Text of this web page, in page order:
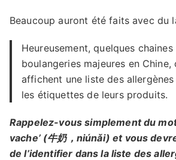
Beaucoup auront été faits avec du
Heureusement, quelques chaines
boulangeries majeures en Chine,
affichent une liste des
les étiquettes de leurs produits.
Rappelez-vous simplement du
vache’ (牛奶，niúnǎi) et vous
de l’identifier dans la liste des